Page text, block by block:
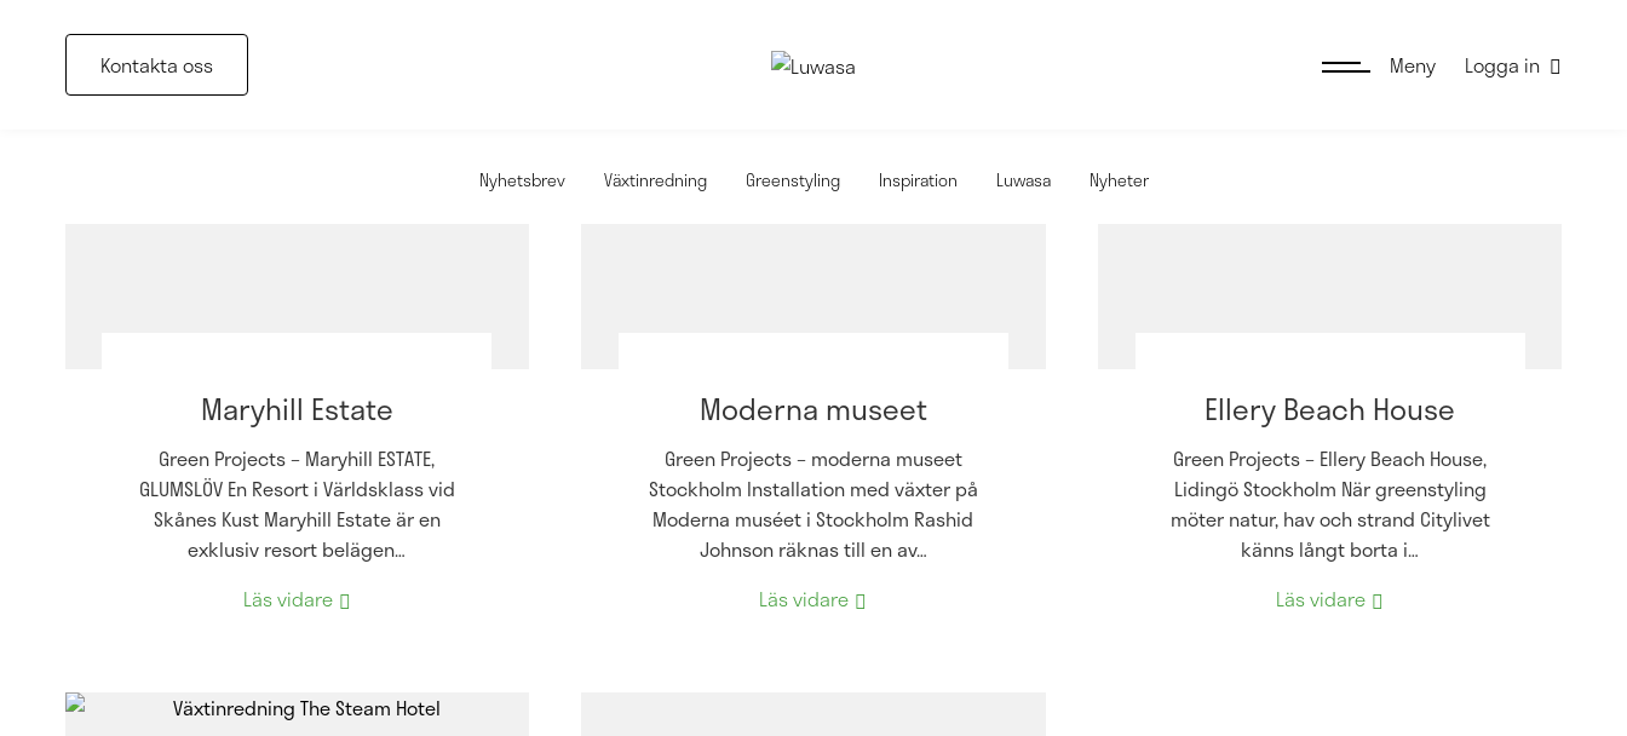
Kontakta oss Meny Logga in
Nyhetsbrev Växtinredning Greenstyling Inspiration Luwasa Nyheter
Maryhill Estate
Green Projects – Maryhill ESTATE,
GLUMSLÖV En Resort i Världsklass vid
Skånes Kust Maryhill Estate är en
exklusiv resort belägen…
Läs vidare
Moderna museet
Green Projects – moderna museet
Stockholm Installation med växter på
Moderna muséet i Stockholm Rashid
Johnson räknas till en av…
Läs vidare
Ellery Beach House
Green Projects – Ellery Beach House,
Lidingö Stockholm När greenstyling
möter natur, hav och strand Citylivet
känns långt borta i…
Läs vidare